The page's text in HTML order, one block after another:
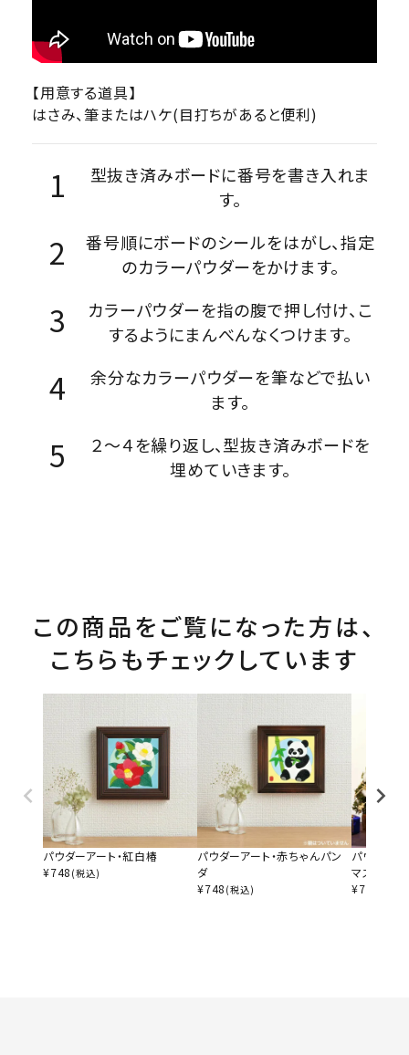
【用意する道具】
はさみ、筆またはハケ(目打ちがあると便利)
型抜き済みボードに番号を書き入れま
す。
番号順にボードのシールをはがし、指定
のカラーパウダーをかけます。
カラーパウダーを指の腹で押し付け、こ
するようにまんべんなくつけます。
余分なカラーパウダーを筆などで払い
ます。
２～４を繰り返し、型抜き済みボードを
埋めていきます。
この商品をご覧になった方は、
こちらもチェックしています
パウダーアート・紅白椿
¥748 (税込)
パウダーアート・赤ちゃんパン
ダ
¥748 (税込)
パウダーア
マス
¥748